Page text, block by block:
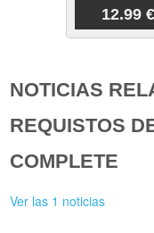
12.99 €
NOTICIAS
REQUISTOS
COMPLETE
Ver las 1 noticias